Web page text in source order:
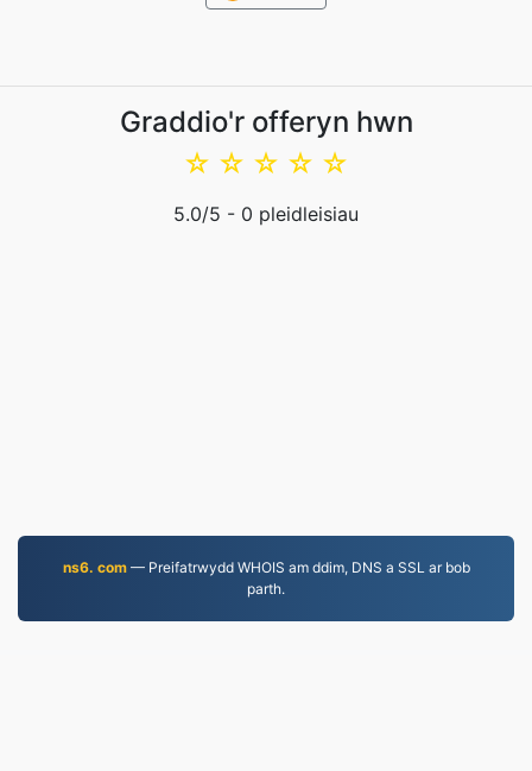
Graddio'r offeryn hwn
☆
☆
☆
☆
☆
5.0/5 - 0 pleidleisiau
ns6. com— Preifatrwydd WHOIS am ddim, DNS a SSL ar bob
parth.